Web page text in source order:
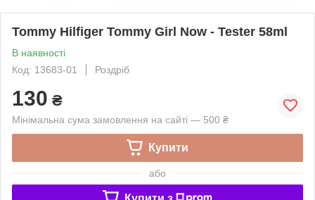
Tommy Hilfiger Tommy Girl Now - Tester 58ml
В наявності
Код: 13683-01
Роздріб
130 ₴
Мінімальна сума замовлення на сайті — 500 ₴
Купити
або